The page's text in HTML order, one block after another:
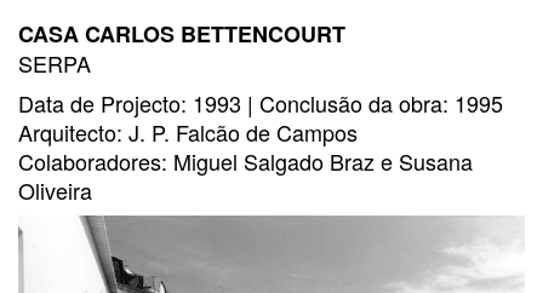
CASA CARLOS BETTENCOURT
SERPA
Data de Projecto: 1993 | Conclusão da obra: 1995
Arquitecto: J. P. Falcão de Campos
Colaboradores: Miguel Salgado Braz e Susana
Oliveira